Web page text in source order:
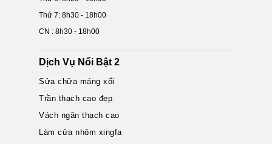
Thứ 7: 8h30 - 18h00
CN : 8h30 - 18h00
Dịch Vụ Nổi Bật 2
Sửa chữa máng xối
Trần thạch cao đẹp
Vách ngăn thạch cao
Làm cửa nhôm xingfa